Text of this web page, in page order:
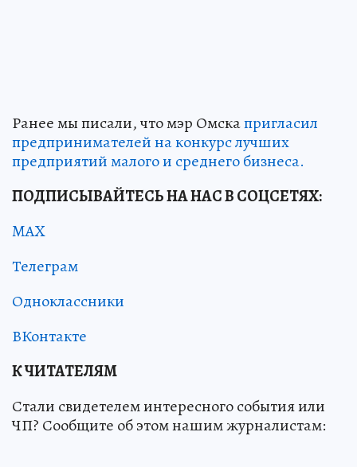
Ранее мы писали, что мэр Омскапригласил
предпринимателей на конкурс лучших
предприятий малого и среднего бизнеса.
ПОДПИСЫВАЙТЕСЬ НА НАС В СОЦСЕТЯХ:
MAX
Телеграм
Одноклассники
ВКонтакте
К ЧИТАТЕЛЯМ
Стали свидетелем интересного события или
ЧП? Сообщите об этом нашим журналистам: